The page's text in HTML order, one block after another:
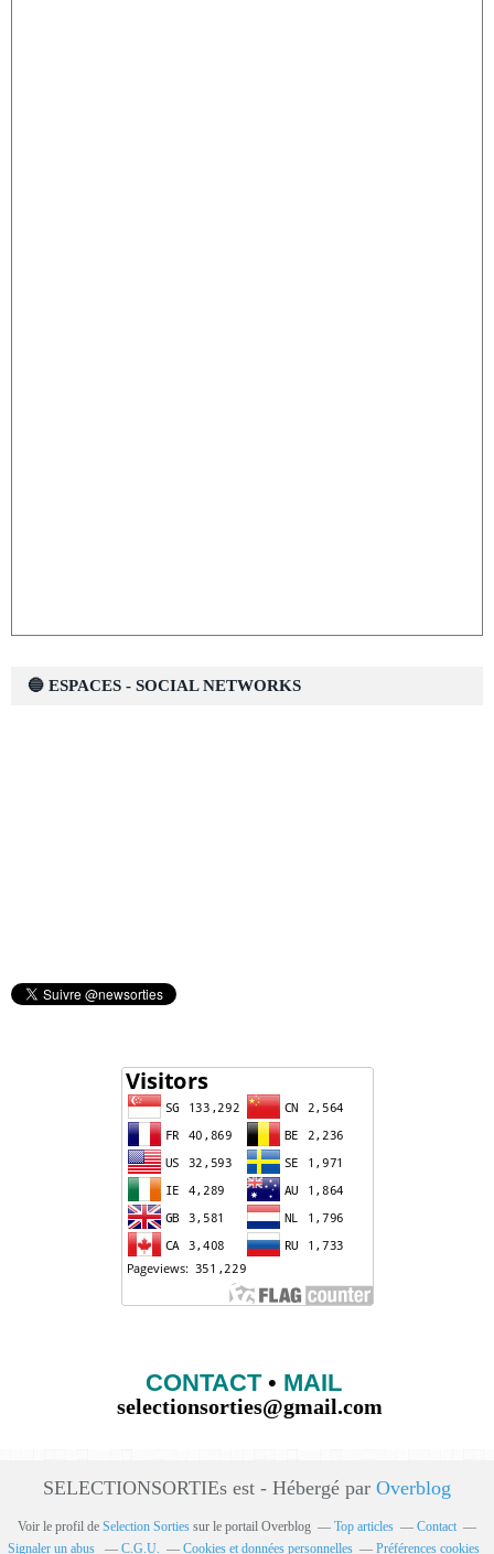
🔵 ESPACES - SOCIAL NETWORKS
CONTACT• MAIL
selectionsorties@gmail.com
SELECTIONSORTIEs est - Hébergé par Overblog
Voir le profil de Selection Sorties sur le portail Overblog Top articles
Contact
Signaler un abus
C.G.U. Cookies et données personnelles Préférences cookies